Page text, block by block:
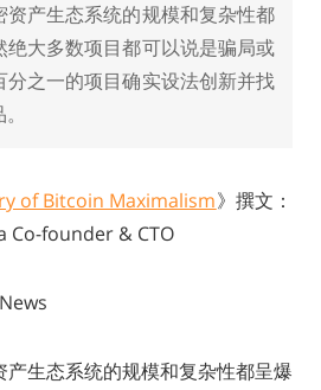
产生态系统的规模和复杂性都
绝大多数项目都可以说是骗局或
之一的项目确实设法创新并找
of Bitcoin Maximalism》撰文：
Co-founder & CTO
生态系统的规模和复杂性都呈爆